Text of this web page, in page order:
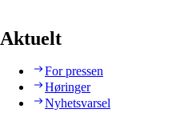
Aktuelt
For pressen
Høringer
Nyhetsvarsel